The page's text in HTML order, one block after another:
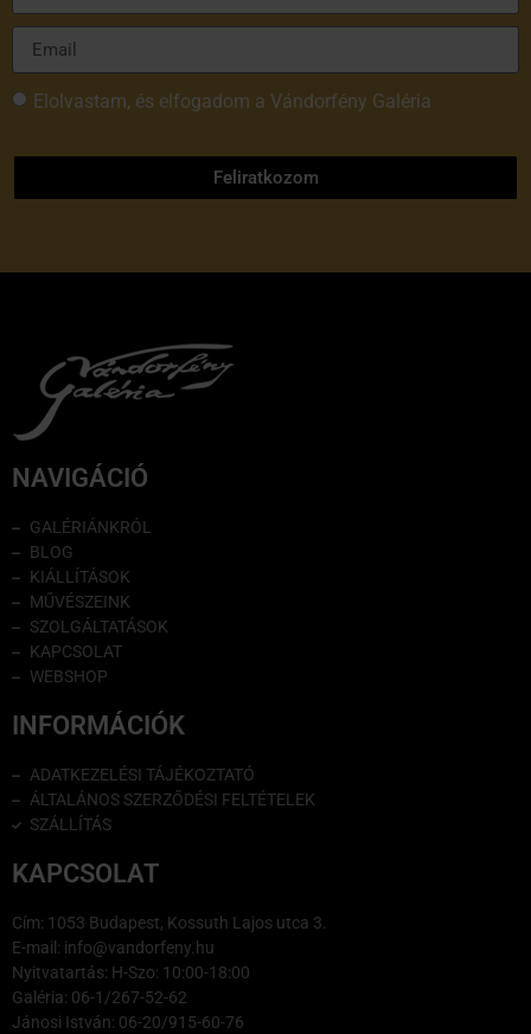
Elolvastam, és elfogadom a Vándorfény Galéria
Feliratkozom
NAVIGÁCIÓ
GALÉRIÁNKRÓL
BLOG
KIÁLLÍTÁSOK
MŰVÉSZEINK
SZOLGÁLTATÁSOK
KAPCSOLAT
WEBSHOP
INFORMÁCIÓK
ADATKEZELÉSI TÁJÉKOZTATÓ
ÁLTALÁNOS SZERZŐDÉSI FELTÉTELEK
SZÁLLÍTÁS
KAPCSOLAT
Cím: 1053 Budapest, Kossuth Lajos utca 3.
E-mail: info@vandorfeny.hu
Nyitvatartás: H-Szo: 10:00-18:00
Galéria: 06-1/267-52-62
Jánosi István: 06-20/915-60-76